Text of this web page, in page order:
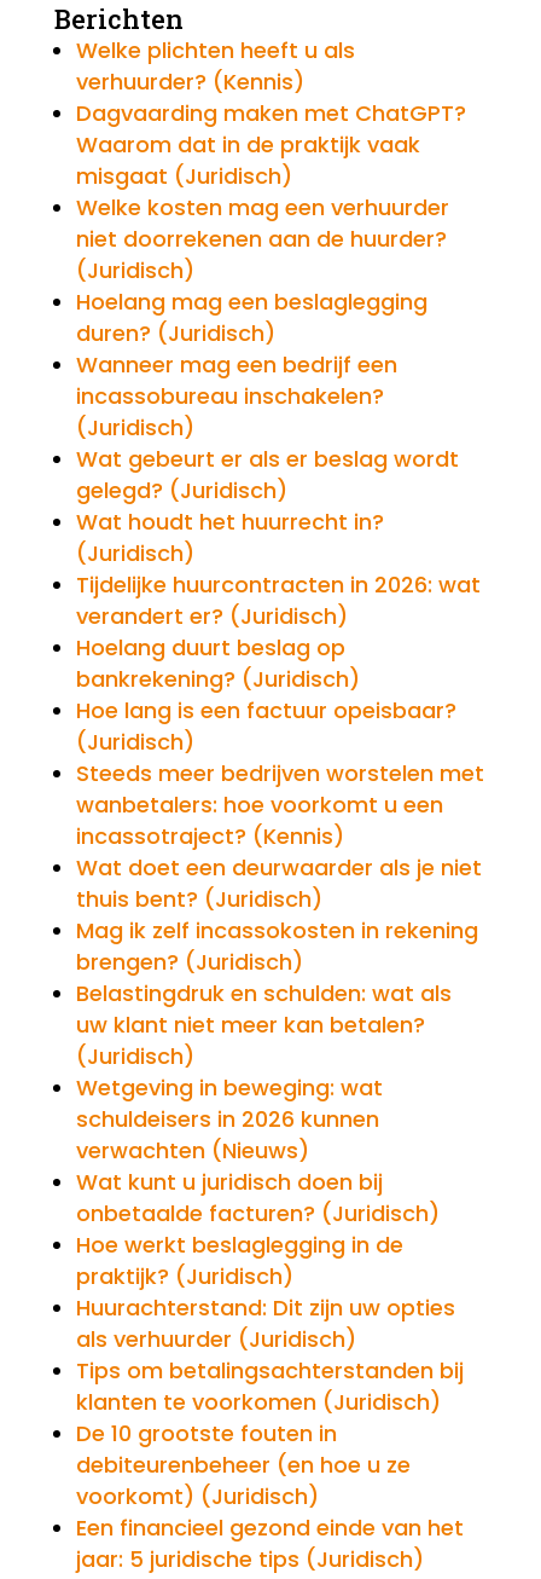
Berichten
Welke plichten heeft u als
verhuurder? (Kennis)
Dagvaarding maken met ChatGPT?
Waarom dat in de praktijk vaak
misgaat (Juridisch)
Welke kosten mag een verhuurder
niet doorrekenen aan de huurder?
(Juridisch)
Hoelang mag een beslaglegging
duren? (Juridisch)
Wanneer mag een bedrijf een
incassobureau inschakelen?
(Juridisch)
Wat gebeurt er als er beslag wordt
gelegd? (Juridisch)
Wat houdt het huurrecht in?
(Juridisch)
Tijdelijke huurcontracten in 2026: wat
verandert er? (Juridisch)
Hoelang duurt beslag op
bankrekening? (Juridisch)
Hoe lang is een factuur opeisbaar?
(Juridisch)
Steeds meer bedrijven worstelen met
wanbetalers: hoe voorkomt u een
incassotraject? (Kennis)
Wat doet een deurwaarder als je niet
thuis bent? (Juridisch)
Mag ik zelf incassokosten in rekening
brengen? (Juridisch)
Belastingdruk en schulden: wat als
uw klant niet meer kan betalen?
(Juridisch)
Wetgeving in beweging: wat
schuldeisers in 2026 kunnen
verwachten (Nieuws)
Wat kunt u juridisch doen bij
onbetaalde facturen? (Juridisch)
Hoe werkt beslaglegging in de
praktijk? (Juridisch)
Huurachterstand: Dit zijn uw opties
als verhuurder (Juridisch)
Tips om betalingsachterstanden bij
klanten te voorkomen (Juridisch)
De 10 grootste fouten in
debiteurenbeheer (en hoe u ze
voorkomt) (Juridisch)
Een financieel gezond einde van het
jaar: 5 juridische tips (Juridisch)